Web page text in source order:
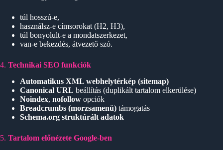
túl hosszú-e,
használsz-e címsorokat (H2, H3),
túl bonyolult-e a mondatszerkezet,
van-e bekezdés, átvezető szó.
4. Technikai SEO funkciók
Automatikus XML webhelytérkép (sitemap)
Canonical URL beállítás (duplikált tartalom elkerülése)
Noindex, nofollow opciók
Breadcrumbs (morzsamenü) támogatás
Schema.org struktúrált adatok
5. Tartalom előnézete Google-ben